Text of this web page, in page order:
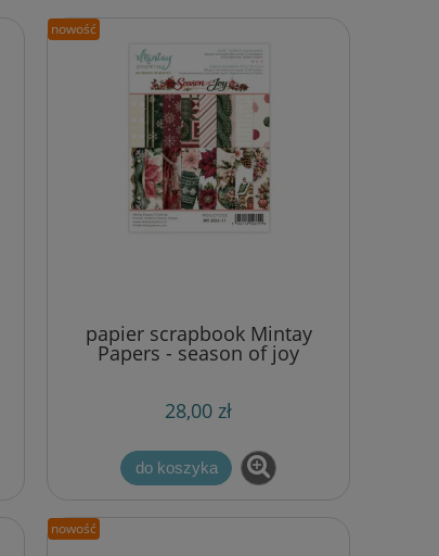
papier scrapbook Mintay
Papers - season of joy
(zestaw papierów
cm [bloczek/pad]
28,00 zł
do koszyka
nowość
nowość